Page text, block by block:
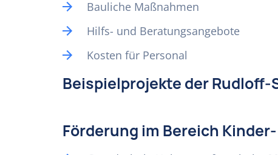
Bauliche Maßnahmen
Hilfs- und Beratungsangebote
Kosten für Personal
Beispielprojekte der
Förderung im Bereich